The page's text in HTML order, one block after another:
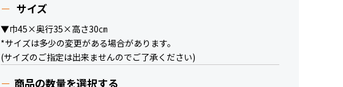
サイズ
▼巾45×奥行35×高さ30㎝
*サイズは多少の変更がある場合があります。
(サイズのご指定は出来ませんのでご了承ください)
商品の数量を選択する